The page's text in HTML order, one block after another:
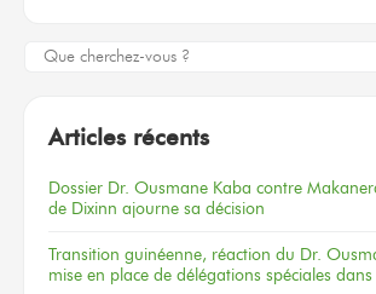
Articles récents
Dossier Dr. Ousmane Kaba contre
de Dixinn ajourne sa décision
Transition guinéenne, réaction du Dr.
mise en place de délégations spéciales